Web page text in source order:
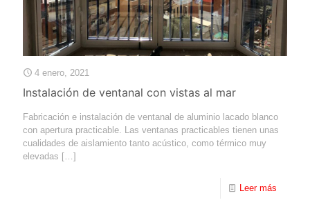
4 enero, 2021
Instalación de ventanal con vistas al mar
Fabricación e instalación de ventanal de aluminio lacado blanco
con apertura practicable. Las ventanas practicables tienen unas
cualidades de aislamiento tanto acústico, como térmico muy
elevadas […]
Leer más